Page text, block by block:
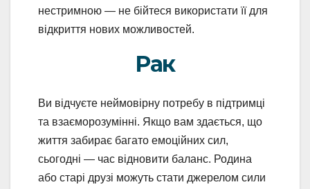
нестримною — не бійтеся використати її для
відкриття нових можливостей.
Рак
Ви відчуєте неймовірну потребу в підтримці
та взаєморозумінні. Якщо вам здається, що
життя забирає багато емоційних сил,
сьогодні — час відновити баланс. Родина
або старі друзі можуть стати джерелом сили